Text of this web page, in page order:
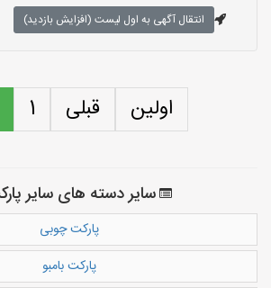
انتقال آگهی به اول لیست (افزایش بازدید)
اولین قبلی 1
سایر دسته های سایر
پارکت چوبی
پارکت بامبو